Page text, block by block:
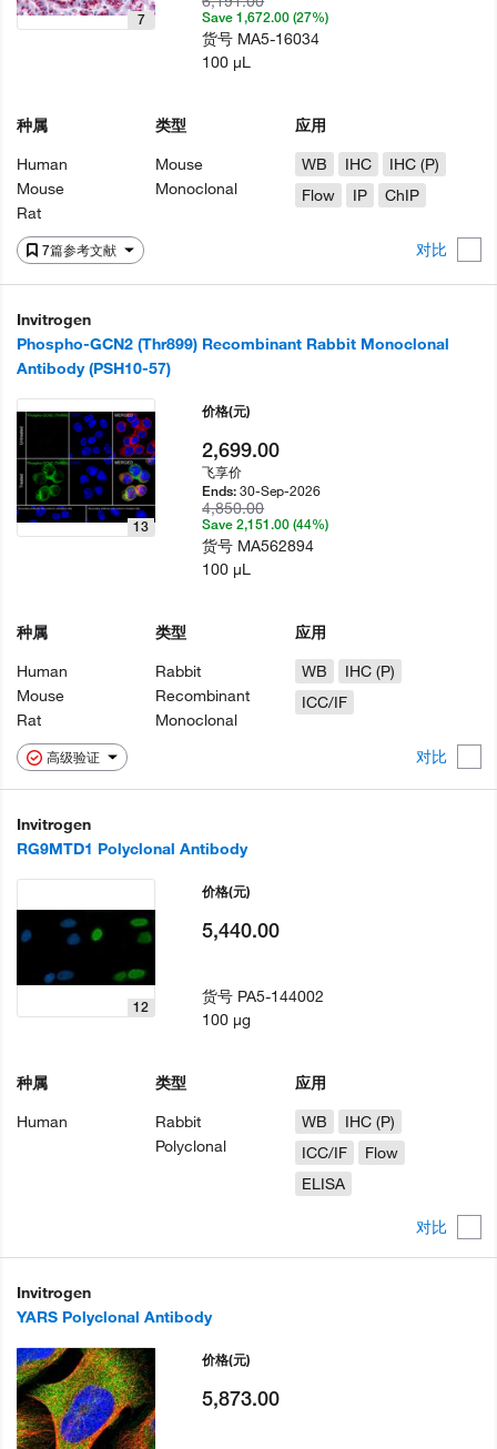
7篇参考文献 对比
7
种属
Human
Mouse
Rat
类型
Mouse
Monoclonal
应用
WB
IHC
IHC (P)
Flow
IP ChIP
Save 1,672.00 (27%)
货号 MA5-16034
100 µL
Invitrogen
Phospho-GCN2 (Thr899) Recombinant Rabbit Monoclonal
Antibody (PSH10-57)
高级验证 对比
13
种属
Human
Mouse
Rat
类型
Rabbit
Recombinant
Monoclonal
应用
WB
IHC (P)
ICC/IF
价格(元)
2,699.00
飞享价
Ends:30-Sep-2026
4,850.00
Save 2,151.00 (44%)
货号 MA562894
100 µL
Invitrogen
RG9MTD1 Polyclonal Antibody
对比
12
种属
Human
类型
Rabbit
Polyclonal
应用
WB
IHC (P)
ICC/IF
Flow
ELISA
价格(元)
5,440.00
货号 PA5-144002
100 µg
Invitrogen
YARS Polyclonal Antibody
价格(元)
5,873.00